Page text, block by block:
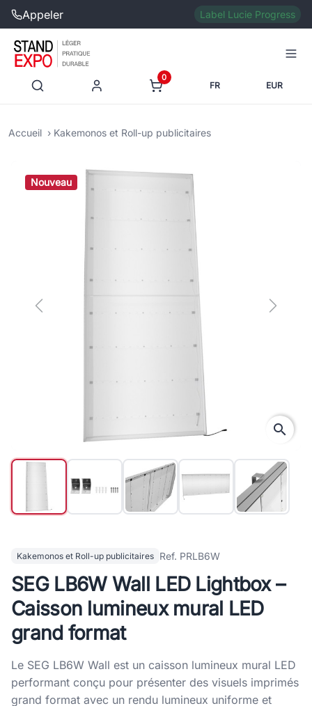
Appeler Label Lucie Progress
0
FR EUR
Accueil Kakemonos et Roll-up publicitaires
Nouveau
Previous Next
search
Kakemonos et Roll-up publicitaires Ref. PRLB6W
SEG LB6W Wall LED Lightbox –
Caisson lumineux mural LED
grand format
Le SEG LB6W Wall est un caisson lumineux mural LED
performant conçu pour présenter des visuels imprimés
grand format avec un rendu lumineux uniforme et